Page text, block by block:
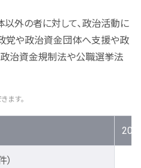
外の者に対して、政治活動に
党や政治資金団体へ支援や政
治資金規制法や公職選挙法
ます。